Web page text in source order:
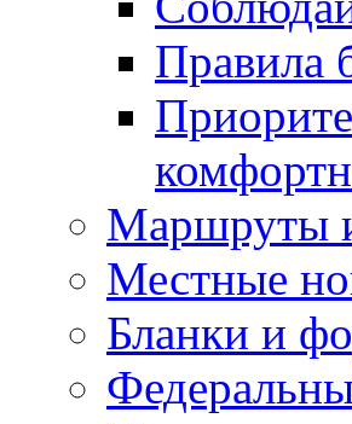
Правила
Маршруты и
Местные
Бланки и